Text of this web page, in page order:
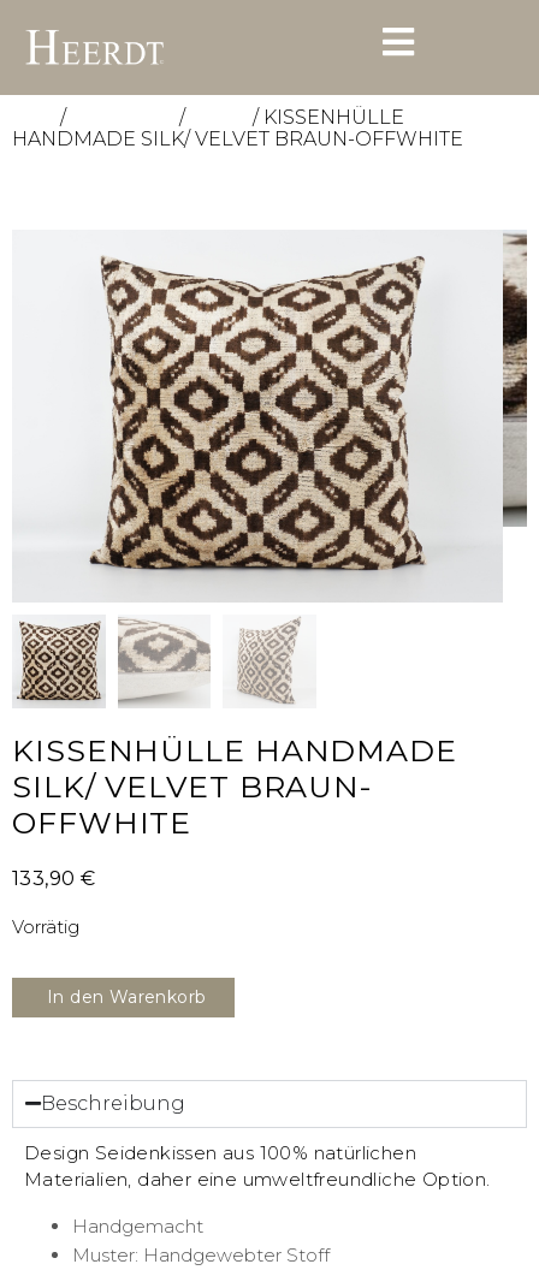
/ /
/ KISSENHÜLLE
HANDMADE SILK/ VELVET BRAUN-OFFWHITE
KISSENHÜLLE HANDMADE
SILK/ VELVET BRAUN-
OFFWHITE
133,90 €
Vorrätig
In den Warenkorb
Beschreibung
Design Seidenkissen aus 100% natürlichen
Materialien, daher eine umweltfreundliche Option.
Handgemacht
Muster: Handgewebter Stoff